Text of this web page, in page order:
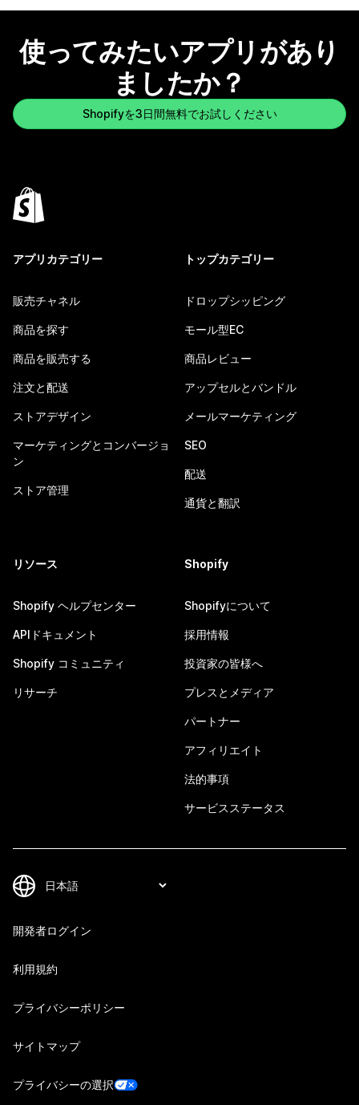
使ってみたいアプリがあり
ましたか？
Shopifyを3日間無料でお試しください
アプリカテゴリー
販売チャネル
商品を探す
商品を販売する
注文と配送
ストアデザイン
マーケティングとコンバージョ
ン
ストア管理
トップカテゴリー
ドロップシッピング
モール型EC
商品レビュー
アップセルとバンドル
メールマーケティング
SEO
配送
通貨と翻訳
リソース
Shopify ヘルプセンター
APIドキュメント
Shopify コミュニティ
リサーチ
Shopify
Shopifyについて
採用情報
投資家の皆様へ
プレスとメディア
パートナー
アフィリエイト
法的事項
サービスステータス
開発者ログイン
利用規約
プライバシーポリシー
サイトマップ
プライバシーの選択